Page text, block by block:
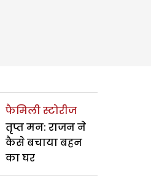
फैमिली स्टोरीज
तृप्त मन: राजन ने
कैसे बचाया बहन
का घर